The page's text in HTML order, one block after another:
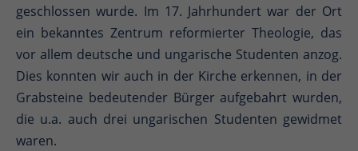
geschlossen wurde. Im 17. Jahrhundert war der Ort
ein bekanntes Zentrum reformierter Theologie, das
vor allem deutsche und ungarische Studenten anzog.
Dies konnten wir auch in der Kirche erkennen, in der
Grabsteine bedeutender Bürger aufgebahrt wurden,
die u.a. auch drei ungarischen Studenten gewidmet
waren.